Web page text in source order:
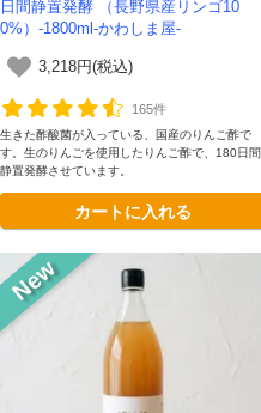
日間静置発酵 （長野県産リンゴ10
0%）-1800ml-かわしま屋-
3,218円(税込)
165件
生きた酢酸菌が入っている、国産のりんご酢で
す。生のりんごを使用したりんご酢で、180日間
静置発酵させています。
カートに入れる